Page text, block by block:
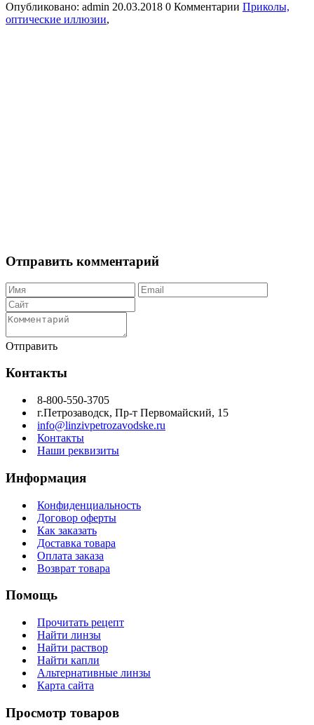
Опубликовано: admin 20.03.2018 0 Комментарии Приколы,
оптические иллюзии,
Отправить комментарий
Отправить
Контакты
8-800-550-3705
г.Петрозаводск, Пр-т Первомайский, 15
info@linzivpetrozavodske.ru
Контакты
Наши реквизиты
Информация
Конфиденциальность
Договор оферты
Как заказать
Доставка товара
Оплата заказа
Возврат товара
Помощь
Прочитать рецепт
Найти линзы
Найти раствор
Найти капли
Альтернативные линзы
Карта сайта
Просмотр товаров